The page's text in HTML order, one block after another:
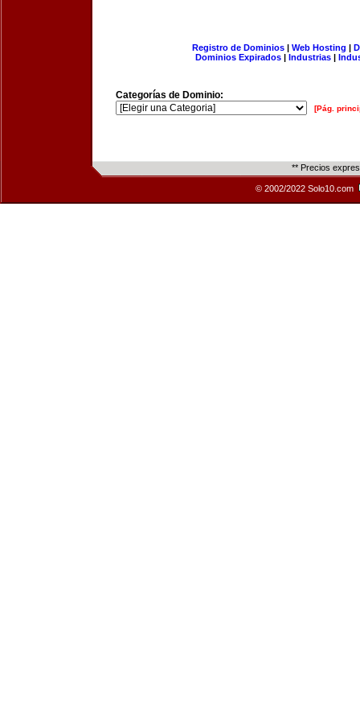
Registro de Dominios| Web Hosting |
Dominios Expirados | Industrias |
Categorías de Dominio:
[Pág.
** Precios
© 2002/2022 Solo10.com